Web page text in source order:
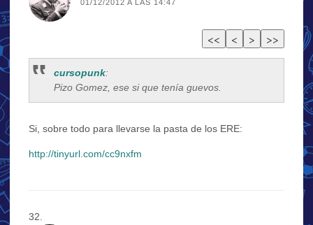
01/12/2012 A LAS 14:47
cursopunk:
Pizo Gomez, ese si que tenía guevos.
Si, sobre todo para llevarse la pasta de los ERE:
http://tinyurl.com/cc9nxfm